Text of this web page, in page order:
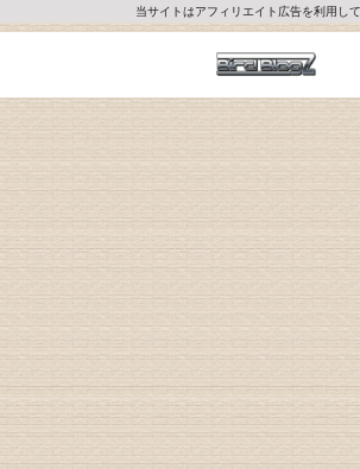
当サイトはアフィリエイト広告を利用し